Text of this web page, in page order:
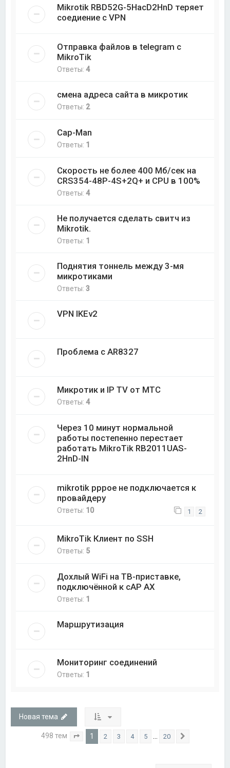
Mikrotik RBD52G-5HacD2HnD теряет
соедиение с VPN
Отправка файлов в telegram с
MikroTik
Ответы:4
смена адреса сайта в микротик
Ответы: 2
Cap-Man
Ответы: 1
Скорость не более 400 Мб/cек на
CRS354-48P-4S+2Q+ и CPU в 100%
Ответы:4
Не получается сделать свитч из
Mikrotik.
Ответы: 1
Поднятия тоннель между 3-мя
микротиками
Ответы:3
VPN IKEv2
Проблема с AR8327
Микротик и IP TV от МТС
Ответы:4
Через 10 минут нормальной
работы постепенно перестает
работать MikroTik RB2011UAS-
2HnD-IN
mikrotik pppoe не подключается к
провайдеру
Ответы: 10 1 2
MikroTik Клиент по SSH
Ответы: 5
Дохлый WiFi на ТВ-приставке,
подключённой к cAP AX
Ответы: 1
Маршрутизация
Мониторинг соединений
Ответы: 1
Новая тема
498 тем Страница из 20
1 2 3 4 5 20